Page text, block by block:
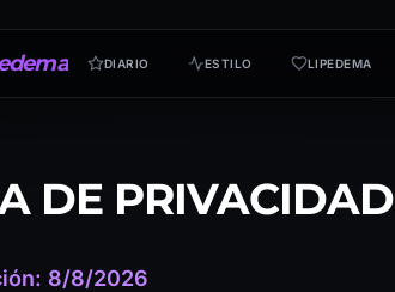
DIARIO ESTILO LIPEDEMA
DE PRIVACIDAD
8/8/2026